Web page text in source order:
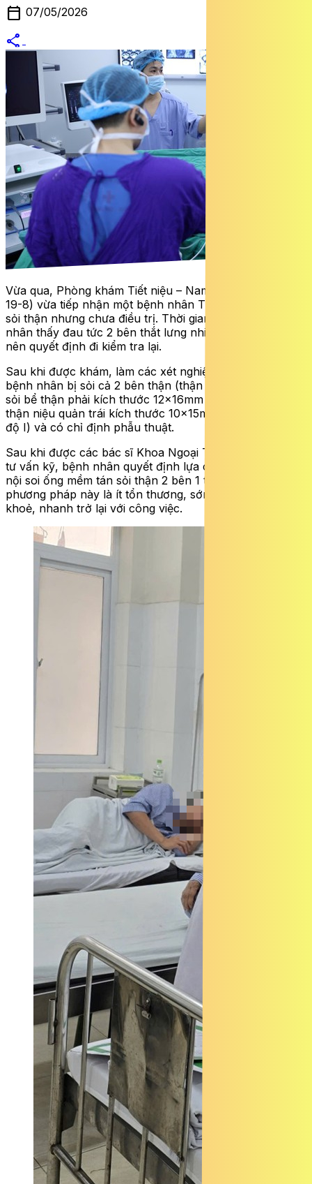
calendar_today 07/05/2026
share
Vừa qua, Phòng khám Tiết niệu – Nam khoa (Bệnh viện
19-8) vừa tiếp nhận một bệnh nhân T (51 tuổi) có tiền sử
sỏi thận nhưng chưa điều trị. Thời gian gần đây bệnh
nhân thấy đau tức 2 bên thắt lưng nhiều và tăng dần
nên quyết định đi kiểm tra lại.
Sau khi được khám, làm các xét nghiệm chẩn đoán,
bệnh nhân bị sỏi cả 2 bên thận (thận phải giãn độ II do
sỏi bể thận phải kích thước 12x16mm và sỏi khúc nối bể
thận niệu quản trái kích thước 10x15mm gây suy thận
độ I) và có chỉ định phẫu thuật.
Sau khi được các bác sĩ Khoa Ngoại Tiết niêu hội chẩn
tư vấn kỹ, bệnh nhân quyết định lựa chọn phương pháp
nội soi ống mềm tán sỏi thận 2 bên 1 thì. Ưu điểm của
phương pháp này là ít tổn thương, sớm hồi phục sức
khoẻ, nhanh trở lại với công việc.